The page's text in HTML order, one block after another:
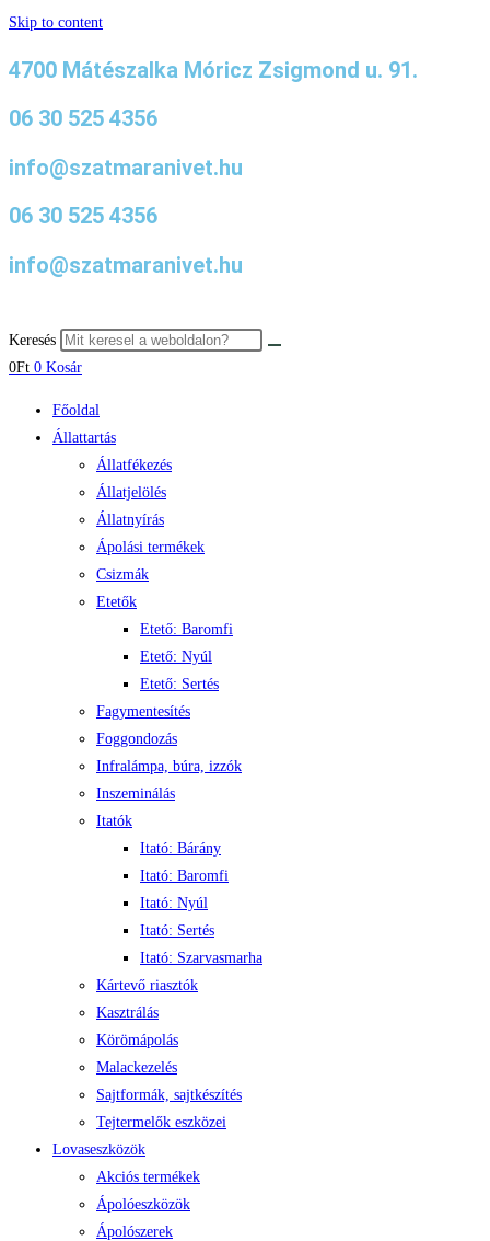
Skip to content
4700 Mátészalka Móricz Zsigmond u. 91.
06 30 525 4356
info@szatmaranivet.hu
06 30 525 4356
info@szatmaranivet.hu
Keresés
0Ft 0 Kosár
Főoldal
Állattartás
Állatfékezés
Állatjelölés
Állatnyírás
Ápolási termékek
Csizmák
Etetők
Etető: Baromfi
Etető: Nyúl
Etető: Sertés
Fagymentesítés
Foggondozás
Infralámpa, búra, izzók
Inszeminálás
Itatók
Itató: Bárány
Itató: Baromfi
Itató: Nyúl
Itató: Sertés
Itató: Szarvasmarha
Kártevő riasztók
Kasztrálás
Körömápolás
Malackezelés
Sajtformák, sajtkészítés
Tejtermelők eszközei
Lovaseszközök
Akciós termékek
Ápolóeszközök
Ápolószerek